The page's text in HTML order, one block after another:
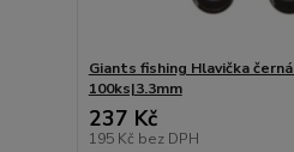
Giants fishing Hlavička
100ks|3.3mm
237 Kč
195 Kč bez DPH